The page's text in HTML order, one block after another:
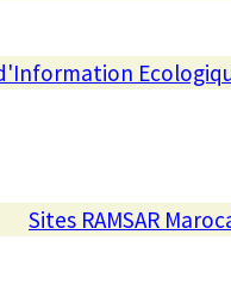
Sites RAMSAR